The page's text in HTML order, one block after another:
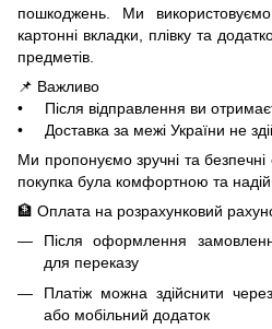
пошкоджень. Ми
картонні вкладки, плівку та
предметів.
📌 Важливо
• Після відправлення ви
• Доставка за межі України не
Ми пропонуємо зручні та
покупка була комфортною та
🏦 Оплата на розрахунковий
Після оформлення
для переказу
Платіж можна здійснити
або мобільний додаток